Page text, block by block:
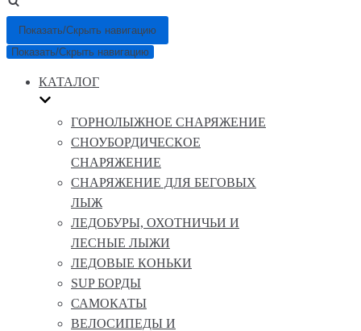
Показать/Скрыть навигацию
Показать/Скрыть навигацию
КАТАЛОГ
ГОРНОЛЫЖНОЕ СНАРЯЖЕНИЕ
СНОУБОРДИЧЕСКОЕ
СНАРЯЖЕНИЕ
СНАРЯЖЕНИЕ ДЛЯ БЕГОВЫХ
ЛЫЖ
ЛЕДОБУРЫ, ОХОТНИЧЬИ И
ЛЕСНЫЕ ЛЫЖИ
ЛЕДОВЫЕ КОНЬКИ
SUP БОРДЫ
САМОКАТЫ
ВЕЛОСИПЕДЫ И